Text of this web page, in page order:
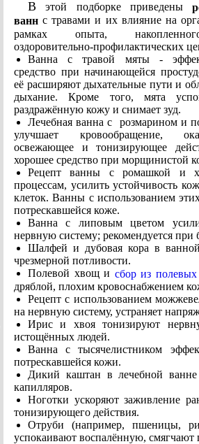
В этой подборке приведены
ванн с травами и их влияние на
рамках опыта,
оздоровительно-профилактических
Ванна с травой мяты -
средство при начинающейся
её расширяют дыхательные пути и
дыхание. Кроме того, мята
раздражённую кожу и снимает зуд.
Лечебная ванна с розмарином и
улучшает кровообращение,
освежающее и тонизирующее
хорошее средство при морщинистой
Рецепт ванны с ромашкой и
процессам, усилить устойчивость
клеток. Ванны с использованием
потрескавшейся коже.
Ванна с липовым цветом
нервную систему; рекомендуется при
Шалфей и дубовая кора в
чрезмерной потливости.
Полевой хвощ и сбор из полевых
дряблой, плохим кровоснабжением
Рецепт с использованием
на нервную систему, устраняет
Ирис и хвоя тонизируют
истощённых людей.
Ванна с тысячелистником
потрескавшейся кожи.
Дикий каштан в лечебной
капилляров.
Ноготки ускоряют заживление
тонизирующего действия.
Отруби (например, пшеницы,
успокаивают воспалённую, смягчают